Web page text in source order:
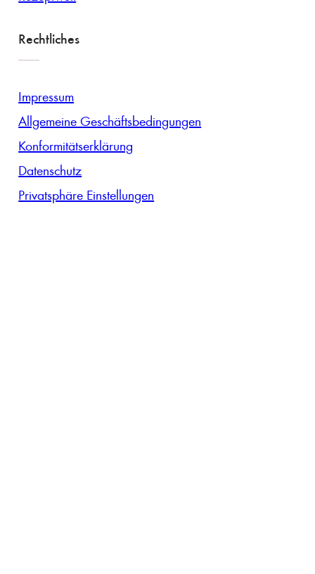
Rechtliches
Impressum
Allgemeine Geschäftsbedingungen
Konformitätserklärung
Datenschutz
Privatsphäre Einstellungen